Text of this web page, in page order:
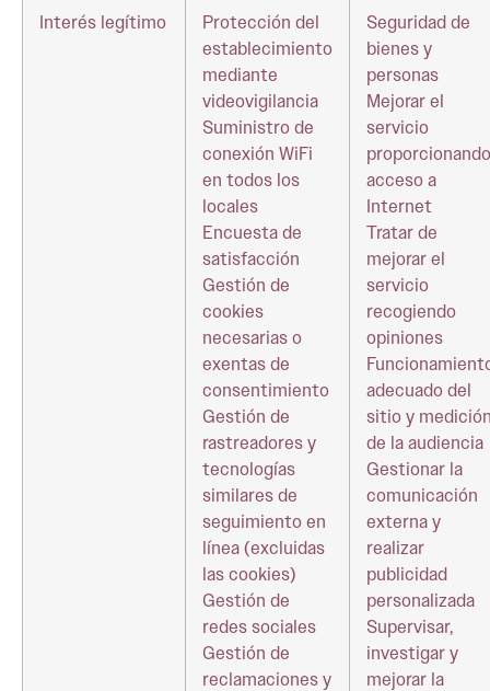
Interés legítimo
Protección del
establecimiento
mediante
videovigilancia
Suministro de
conexión WiFi
en todos los
locales
Encuesta de
satisfacción
Gestión de
cookies
necesarias o
exentas de
consentimiento
Gestión de
rastreadores y
tecnologías
similares de
seguimiento en
línea (excluidas
las cookies)
Gestión de
redes sociales
Gestión de
reclamaciones y
Seguridad de
bienes y
personas
Mejorar el
servicio
proporcionando
acceso a
Internet
Tratar de
mejorar el
servicio
recogiendo
opiniones
adecuado del
sitio y
de la audiencia
Gestionar la
comunicación
externa y
realizar
publicidad
personalizada
Supervisar,
investigar y
mejorar la